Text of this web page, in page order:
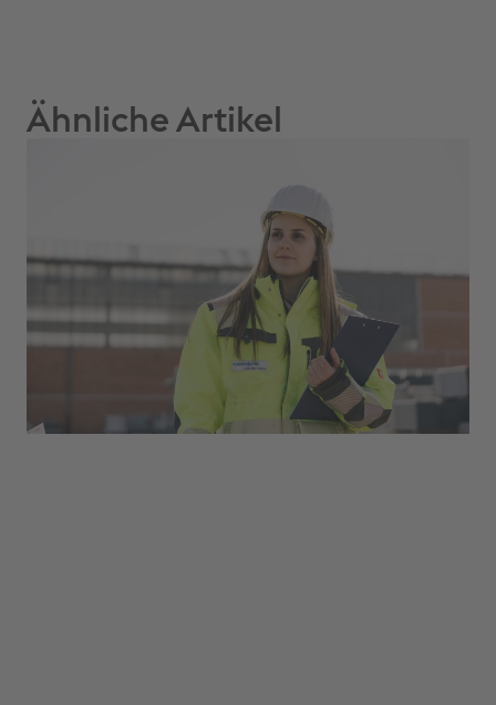
Ähnliche Artikel